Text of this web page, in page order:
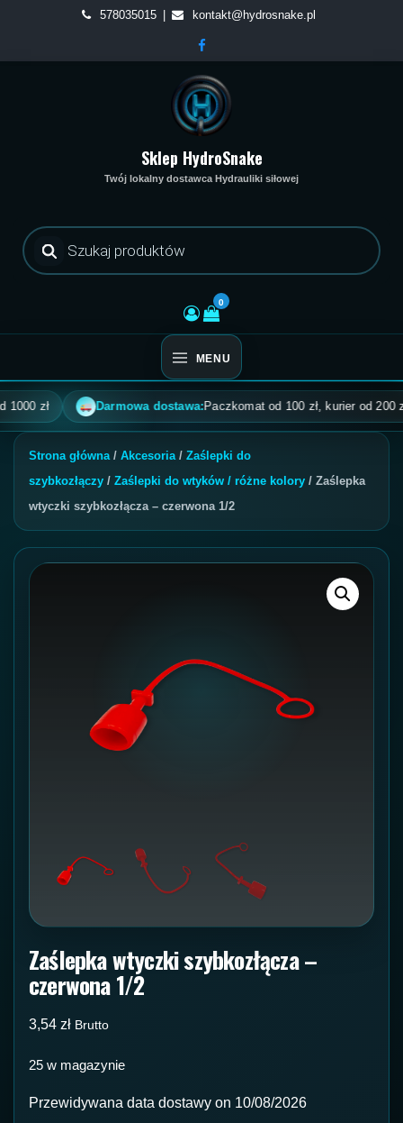
content
578035015 kontakt@hydrosnake.pl
Sklep HydroSnake
Twój lokalny dostawca Hydrauliki siłowej
Wyszukiwarka
produktów
0
MENU
zł Darmowa dostawa:Paczkomat od 100 zł, kurier od 200 zł,
Strona główna/ Akcesoria/ Zaślepki do
szybkozłączy / Zaślepki do wtyków / różne kolory / Zaślepka
wtyczki szybkozłącza – czerwona 1/2
Zaślepka wtyczki szybkozłącza –
czerwona 1/2
3,54 zł Brutto
25 w magazynie
Przewidywana data dostawy on 10/08/2026